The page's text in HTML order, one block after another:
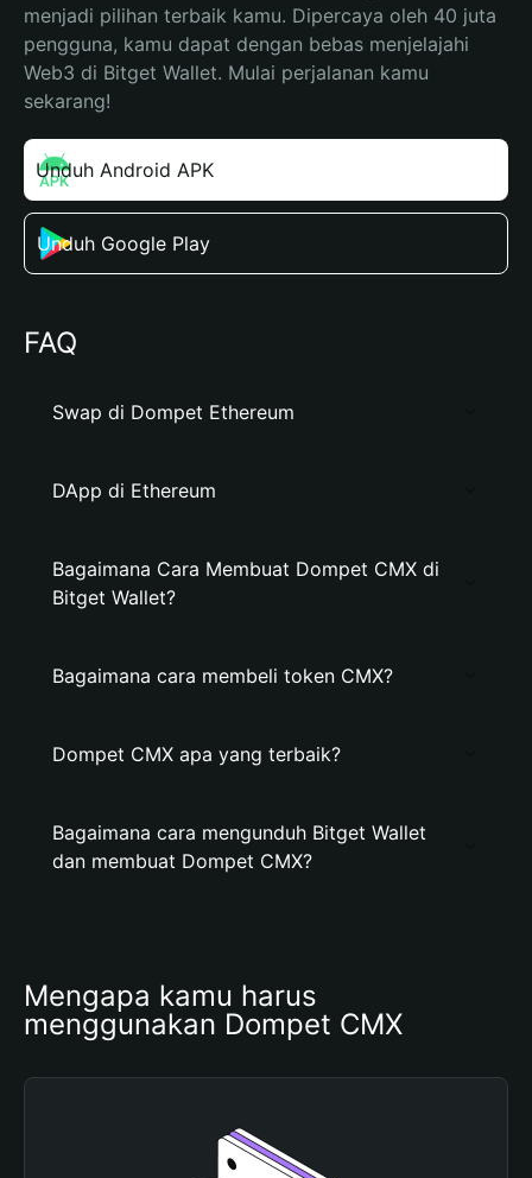
menjadi pilihan terbaik kamu. Dipercaya oleh 40 juta
pengguna, kamu dapat dengan bebas menjelajahi
Web3 di Bitget Wallet. Mulai perjalanan kamu
sekarang!
Unduh Android APK
Unduh Google Play
FAQ
Swap di Dompet Ethereum
DApp di Ethereum
Bagaimana Cara Membuat Dompet CMX di
Bitget Wallet?
Bagaimana cara membeli token CMX?
Dompet CMX apa yang terbaik?
Bagaimana cara mengunduh Bitget Wallet
dan membuat Dompet CMX?
Mengapa kamu harus
menggunakan Dompet CMX